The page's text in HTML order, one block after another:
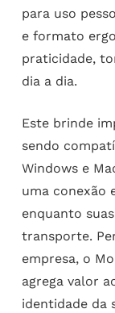
para uso
e formato
praticidade,
dia a dia.
Este brinde
sendo
Windows e
uma conexão
enquanto
transporte.
empresa, o
agrega valor
identidade da